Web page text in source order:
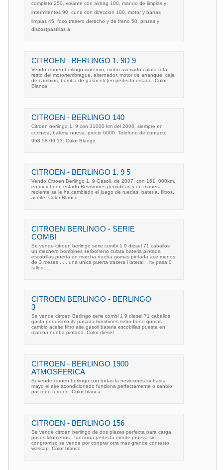
completo 250, volante con airbag 100, mando de limpias y
intermitentes 90, cuna con direccion 180, motor y barras
limpias 45, foco trasero derecho y de freno 50, pinzas y
discos(pastillas a
CITROEN - BERLINGO 1. 9D 9
Vendo citroen berlingo isotermo, motor averiado culata rota,
resto del motor(embrague, alternador, motor de arranque, caja
de cambios, bomba de gasoi etc)en perfecto estado. Color
Blanca
CITROEN - BERLINGO 140
Citroen berlingo 1. 9 con 31000 km del 2006, siempre en
cochera, bateria nueva. precio 6000. Telefono de contacto
958 58 09 13. Color Blango
CITROEN - BERLINGO 1. 9 5
Vendo Citroen Berlingo 1. 9 Gasoil, de 2007, con 161. 000km,
en muy buen estado Revisiones periódicas y de manera
reciente se le ha cambiado el juego de ruedas, batería, filtros,
aceite. Color Blanco
CITROEN BERLINGO - SERIE
COMBI
Se vende citroen berlingo serie combi 1 9 diesel 71 caballos
un mechero bombines serbofreno culata bateria pintada
escobillas puerta en marcha nueba gomas pintada ace menos
de 3 meses . . . una unica puerta trasera i lateral. . itv pasa 0
fallos . .
CITROEN BERLINGO - BERLINGO
3
Se vende citroen Berlingo serie combi 1 9 diesel 71 caballos
gasta poquisimo itv pasada bombines sebo freno gomas
cambio aceite filtro aite gasoil bateria escobillas puesta en
marcha nueba pintada. Color diesel
CITROEN - BERLINGO 1900
ATMOSFERICA
Sevende citroen berlingo con todas la rreviciones itv hasta
mayo el aire acondicionado funciona perfectamente o canbio
por todo terreno. Color blanca
CITROEN - BERLINGO 156
Se vende citroen berlingo de dos plazas perfecta para carga
pocos kilometros , funciona perfecta mente prueva sin
conpromiso se vende por conprar otra mas grande contesto
wassap. Color blanco